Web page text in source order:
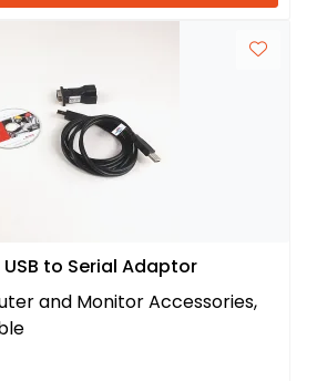
to Serial Adaptor
and Monitor Accessories,